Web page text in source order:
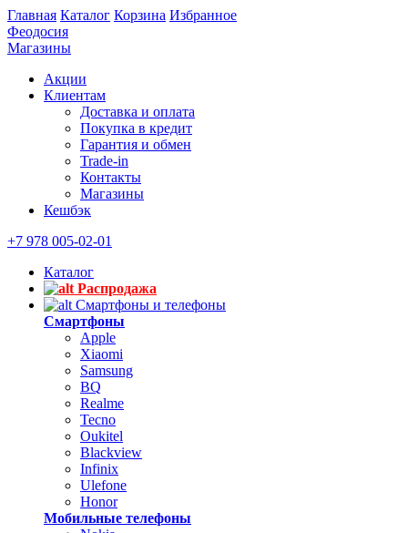
Главная Каталог Корзина Избранное
Феодосия
Магазины
Акции
Клиентам
Доставка и оплата
Покупка в кредит
Гарантия и обмен
Trade-in
Контакты
Магазины
Кешбэк
+7 978 005-02-01
Каталог
Распродажа
Смартфоны и телефоны
Смартфоны
Apple
Xiaomi
Samsung
BQ
Realme
Tecno
Oukitel
Blackview
Infinix
Ulefone
Honor
Мобильные телефоны